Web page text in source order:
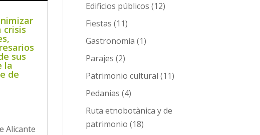
crisis
sus
la
de
Alicante
Edificios públicos (12)
Fiestas (11)
Gastronomia (1)
Parajes (2)
Patrimonio cultural (11)
Pedanias (4)
Ruta etnobotànica y de
patrimonio (18)